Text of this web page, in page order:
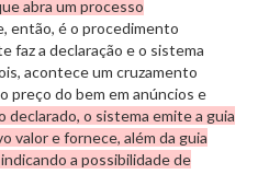
abra um processo
então, é o procedimento
faz a declaração e o sistema
acontece um cruzamento
preço do bem em anúncios e
declarado, o sistema emite a guia
valor e fornece, além da guia
a possibilidade de